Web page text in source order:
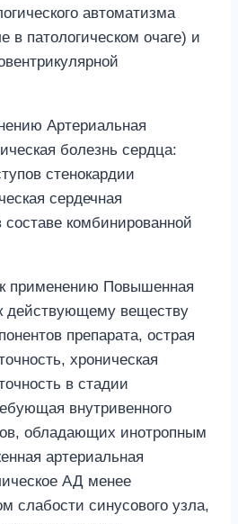
автоматизма
в патологическом очаге) и
Артериальная
болезнь сердца:
стенокардии
сердечная
составе комбинированной
применению Повышенная
действующему веществу
препарата, острая
хроническая
в стадии
внутривенного
обладающих инотропным
артериальная
АД менее
слабости синусового узла,